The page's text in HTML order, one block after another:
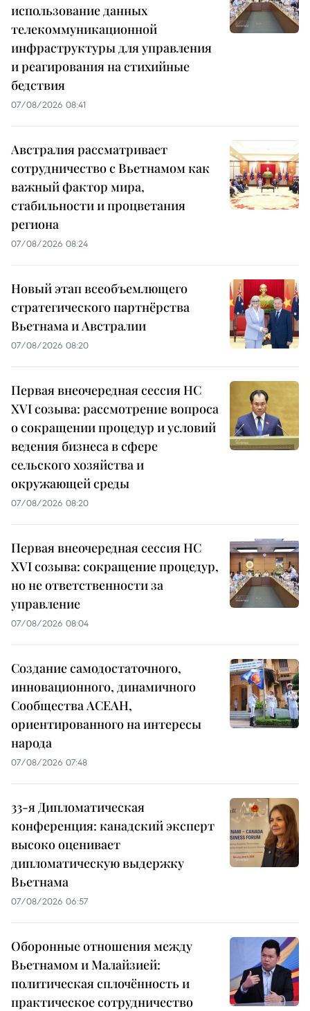
использование данных
телекоммуникационной
инфраструктуры для управления
и реагирования на стихийные
бедствия
07/08/2026 08:41
Австралия рассматривает
сотрудничество с Вьетнамом как
важный фактор мира,
стабильности и процветания
региона
07/08/2026 08:24
Новый этап всеобъемлющего
стратегического партнёрства
Вьетнама и Австралии
07/08/2026 08:20
Первая внеочередная сессия НС
XVI созыва: рассмотрение вопроса
о сокращении процедур и условий
ведения бизнеса в сфере
сельского хозяйства и
окружающей среды
07/08/2026 08:20
Первая внеочередная сессия НС
XVI созыва: сокращение процедур,
но не ответственности за
управление
07/08/2026 08:04
Создание самодостаточного,
инновационного, динамичного
Сообщества АСЕАН,
ориентированного на интересы
народа
07/08/2026 07:48
33-я Дипломатическая
конференция: канадский эксперт
высоко оценивает
дипломатическую выдержку
Вьетнама
07/08/2026 06:57
Оборонные отношения между
Вьетнамом и Малайзией:
политическая сплочённость и
практическое сотрудничество